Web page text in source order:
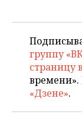
группу
страницу
«Дзене».